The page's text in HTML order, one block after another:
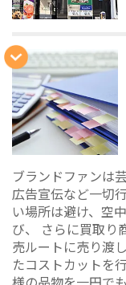
ブランドファンは
広告宣伝など一切
い場所は避け、空
び、 さらに買取り
売ルートに売り渡
たコストカットを